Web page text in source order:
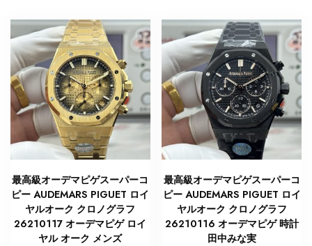
最高級オーデマピゲスーパーコ
ピー AUDEMARS PIGUET ロイ
ヤルオーク クロノグラフ
26210117 オーデマピゲ ロイ
ヤル オーク メンズ
最高級オーデマピゲスーパーコ
ピー AUDEMARS PIGUET ロイ
ヤルオーク クロノグラフ
26210116 オーデマピゲ 時計
田中みな実